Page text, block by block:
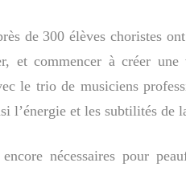
de 300 élèves choristes
et commencer à créer
le trio de musiciens
l’énergie et les subtilités de
nécessaires pour